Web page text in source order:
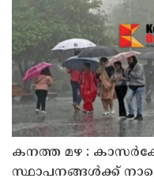
കനത്ത മഴ :
സ്ഥാപനങ്ങൾക്ക്